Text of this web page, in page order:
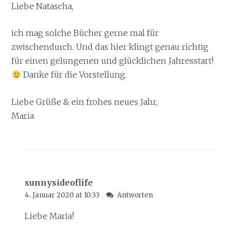
Liebe Natascha,
ich mag solche Bücher gerne mal für
zwischendurch. Und das hier klingt genau richtig
für einen gelungenen und glücklichen Jahresstart!
Danke für die Vorstellung.
Liebe Grüße & ein frohes neues Jahr,
Maria
sunnysideoflife
4. Januar 2020 at 10:33 Antworten
Liebe Maria!